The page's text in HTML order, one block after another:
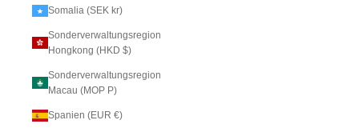
Somalia (SEK kr)
Sonderverwaltungsregion
Hongkong (HKD $)
Sonderverwaltungsregion
Macau (MOP P)
Spanien (EUR €)